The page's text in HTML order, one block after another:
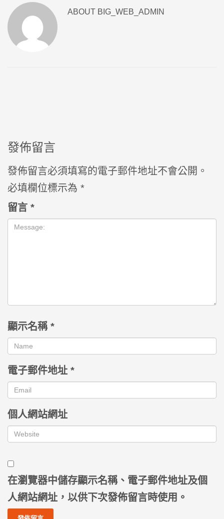
ABOUT BIG_WEB_ADMIN
發佈留言
發佈留言必須填寫的電子郵件地址不會公開。
必填欄位標示為 *
留言 *
顯示名稱 *
電子郵件地址 *
個人網站網址
在瀏覽器中儲存顯示名稱、電子郵件地址及個
人網站網址，以供下次發佈留言時使用。